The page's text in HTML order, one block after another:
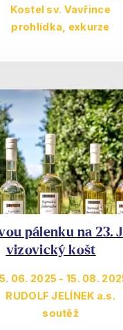
Kostel sv. Vavřince
prohlídka, exkurze
pálenku na 23.
vizovický košt
06. 2025 -15. 08.
RUDOLF JELÍNEK a.s.
soutěž